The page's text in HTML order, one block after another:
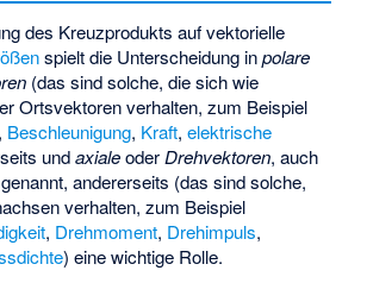
des Kreuzprodukts auf vektorielle
spielt die Unterscheidung inpolare
(das sind solche, die sich wie
Ortsvektoren verhalten, zum Beispiel
, Beschleunigung, Kraft,elektrische
undaxialeoderDrehvektoren, auch
genannt, andererseits (das sind solche,
verhalten, zum Beispiel
, Drehmoment, Drehimpuls,
) eine wichtige Rolle.